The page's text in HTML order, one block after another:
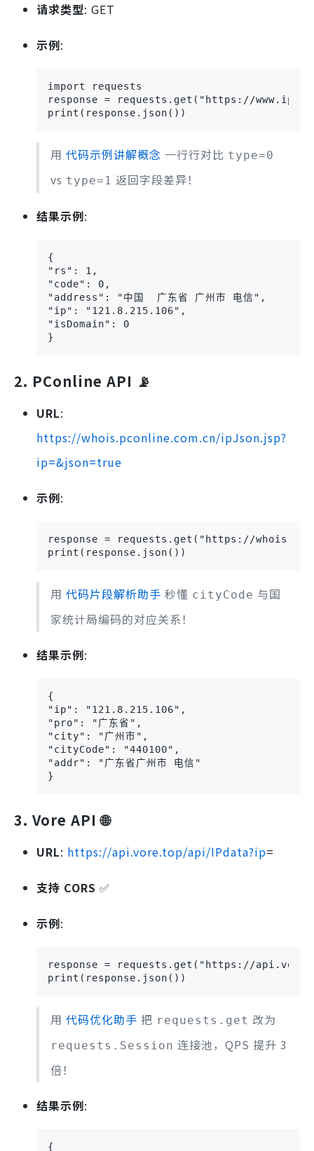
请求类型: GET
示例:
import requests
response = requests.get("https://
print(response.json())
用 代码示例讲解概念 一行行对比 type=0
vs type=1 返回字段差异！
结果示例:
{
"rs": 1,
"code": 0,
"address": "中国  广东省 广州市 电信",
"ip": "121.8.215.106",
"isDomain": 0
}
2. PConline API 📡
URL:
https://whois.pconline.com.cn/ipJson.jsp?
ip=&json=true
示例:
response = requests.get("https://
print(response.json())
用 代码片段解析助手 秒懂 cityCode 与国
家统计局编码的对应关系！
结果示例:
{
"ip": "121.8.215.106",
"pro": "广东省",
"city": "广州市",
"cityCode": "440100",
"addr": "广东省广州市 电信"
}
3. Vore API 🌐
URL: https://api.vore.top/api/IPdata?ip=
支持 CORS ✅
示例:
response = requests.get("https://
print(response.json())
用 代码优化助手 把 requests.get 改为
requests.Session 连接池，QPS 提升 3
倍！
结果示例:
{